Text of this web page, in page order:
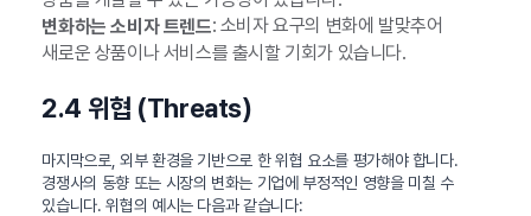
변화하는 소비자 트렌드: 소비자 요구의 변화에 발맞추어
새로운 상품이나 서비스를 출시할 기회가 있습니다.
2.4 위협 (Threats)
마지막으로, 외부 환경을 기반으로 한 위협 요소를 평가해야 합니다.
경쟁사의 동향 또는 시장의 변화는 기업에 부정적인 영향을 미칠 수
있습니다. 위협의 예시는 다음과 같습니다: